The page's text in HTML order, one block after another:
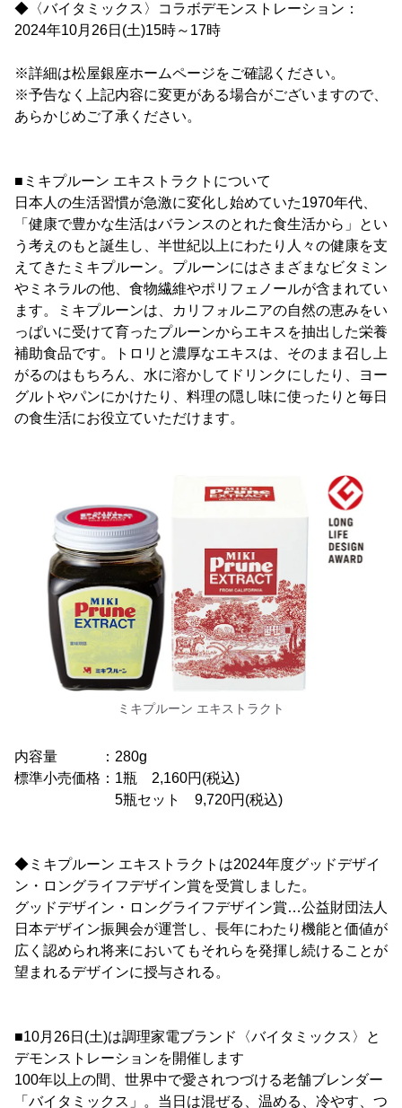
◆〈バイタミックス〉コラボデモンストレーション：
2024年10月26日(土)15時～17時
※詳細は松屋銀座ホームページをご確認ください。
※予告なく上記内容に変更がある場合がございますので、
あらかじめご了承ください。
■ミキプルーン エキストラクトについて
日本人の生活習慣が急激に変化し始めていた1970年代、
「健康で豊かな生活はバランスのとれた食生活から」とい
う考えのもと誕生し、半世紀以上にわたり人々の健康を支
えてきたミキプルーン。プルーンにはさまざまなビタミン
やミネラルの他、食物繊維やポリフェノールが含まれてい
ます。ミキプルーンは、カリフォルニアの自然の恵みをい
っぱいに受けて育ったプルーンからエキスを抽出した栄養
補助食品です。トロリと濃厚なエキスは、そのまま召し上
がるのはもちろん、水に溶かしてドリンクにしたり、ヨー
グルトやパンにかけたり、料理の隠し味に使ったりと毎日
の食生活にお役立ていただけます。
ミキプルーン エキストラクト
内容量 ：280g
標準小売価格：1瓶 2,160円(税込)
5瓶セット 9,720円(税込)
◆ミキプルーン エキストラクトは2024年度グッドデザイ
ン・ロングライフデザイン賞を受賞しました。
グッドデザイン・ロングライフデザイン賞…公益財団法人
日本デザイン振興会が運営し、長年にわたり機能と価値が
広く認められ将来においてもそれらを発揮し続けることが
望まれるデザインに授与される。
■10月26日(土)は調理家電ブランド〈バイタミックス〉と
デモンストレーションを開催します
100年以上の間、世界中で愛されつづける老舗ブレンダー
「バイタミックス」。当日は混ぜる、温める、冷やす、つ